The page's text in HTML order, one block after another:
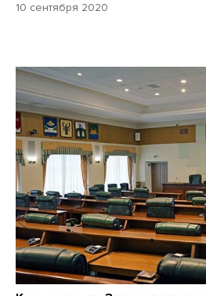
10 сентября 2020